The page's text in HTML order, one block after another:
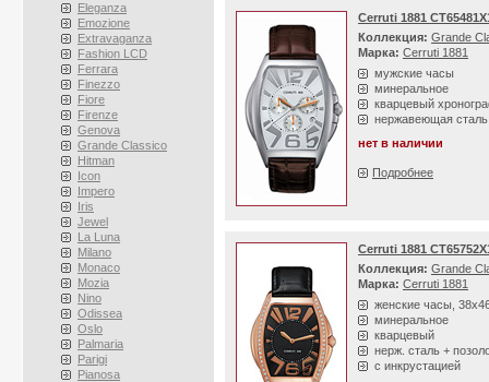
Eleganza
Emozione
Extravaganza
Fashion LCD
Ferrara
Finezzo
Fiore
Firenze
Genova
Grande Classico
Hitman
Icon
Impero
Iris
Jewel
La Luna
Milano
Monaco
Mozia
Nino
Odissea
Oslo
Palmaria
Parigi
Pianosa
Cerruti 1881
Коллекция: Grande
Марка: Cerruti 1881
мужские часы
минеральное
кварцевый
нержавеющая сталь
нет в наличии
Подробнее
Cerruti 1881
Коллекция: Grande
Марка: Cerruti 1881
женские часы,
минеральное
кварцевый
нерж. сталь +
с инкрустацией